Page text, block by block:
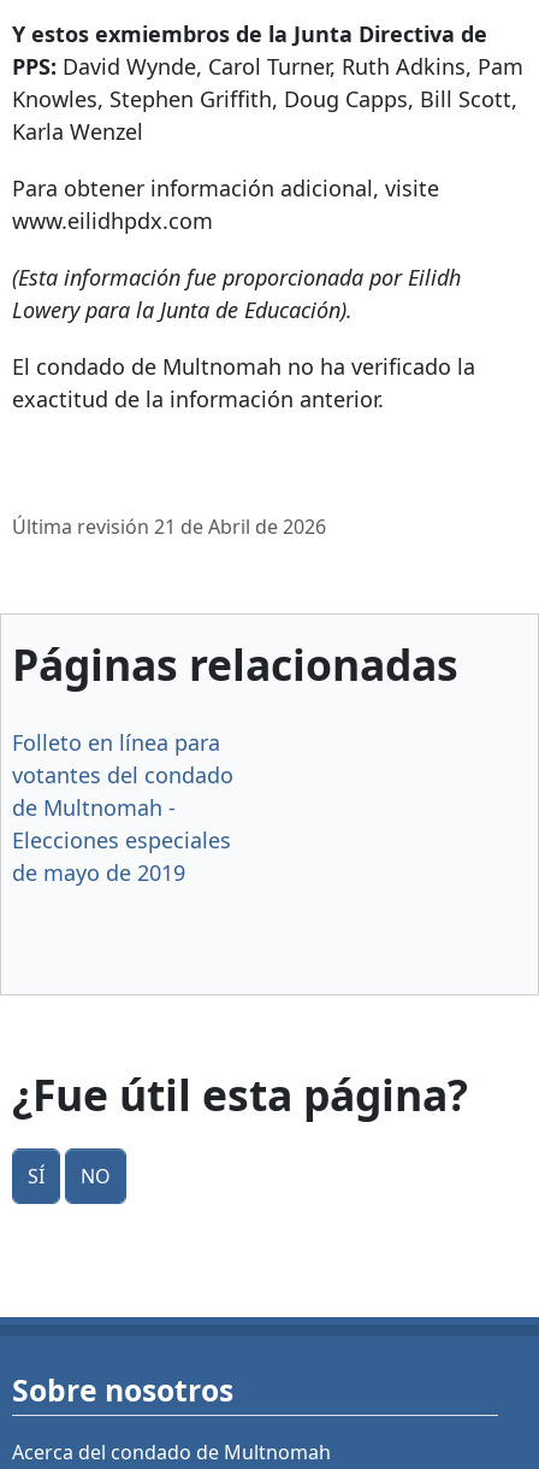
Y estos exmiembros de la Junta Directiva de
PPS: David Wynde, Carol Turner, Ruth Adkins, Pam
Knowles, Stephen Griffith, Doug Capps, Bill Scott,
Karla Wenzel
Para obtener información adicional, visite
www.eilidhpdx.com
(Esta información fue proporcionada por Eilidh
Lowery para la Junta de Educación).
El condado de Multnomah no ha verificado la
exactitud de la información anterior.
Última revisión 21 de Abril de 2026
Páginas relacionadas
Folleto en línea para
votantes del condado
de Multnomah -
Elecciones especiales
de mayo de 2019
¿Fue útil esta página?
Sí No
Sobre nosotros
Acerca del condado de Multnomah